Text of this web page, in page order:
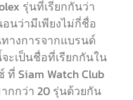
รุ่นที่เรียกกันว่า
นว่ามีเพียงไม่กี่ชื่อ
างการจากแบรนด์
ะเป็นชื่อที่เรียกกันใน
Siam Watch Club
กกว่า 20 รุ่นด้วยกัน